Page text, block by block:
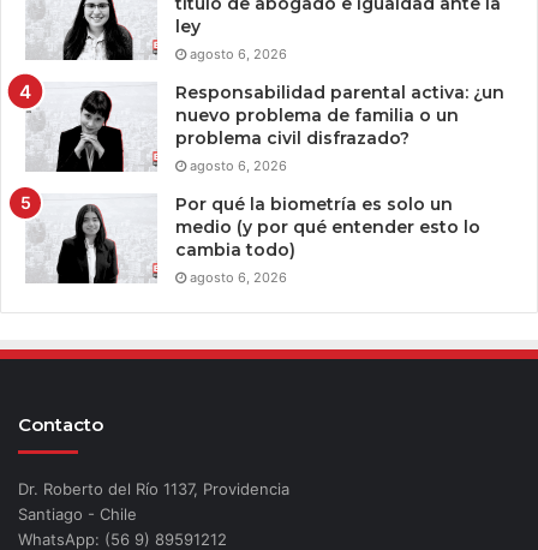
ley
agosto 6, 2026
Responsabilidad parental activa: ¿un
nuevo problema de familia o un
problema civil disfrazado?
agosto 6, 2026
Por qué la biometría es solo un
medio (y por qué entender esto lo
cambia todo)
agosto 6, 2026
Contacto
Dr. Roberto del Río 1137, Providencia
Santiago - Chile
WhatsApp: (56 9) 89591212